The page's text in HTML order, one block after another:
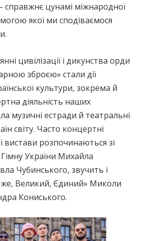
справжнє цунамі міжнародної
якої ми сподіваємося
цивілізації і дикунства орди
зброєю» стали дії
культури, зокрема й
діяльність наших
музичні естради й театральні
світу. Часто концертні
вистави розпочинаються зі
України Михайла
Чубинського, звучить і
Великий, Єдиний» Миколи
Кониського.